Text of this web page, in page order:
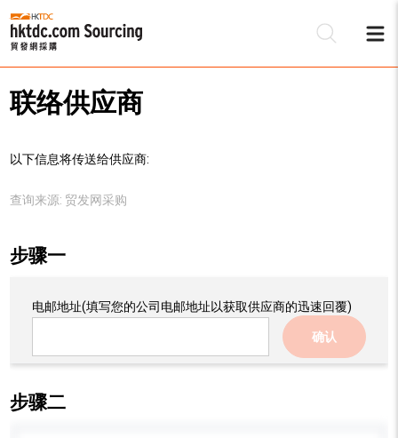
联络供应商
以下信息将传送给供应商:
查询来源: 贸发网采购
步骤一
电邮地址(填写您的公司电邮地址以获取供应商的迅速回覆)
确认
步骤二